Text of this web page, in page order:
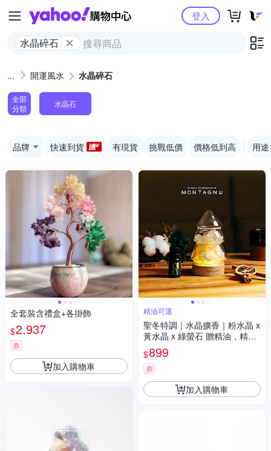
Yahoo購物中心
水晶碎石
登入
開運風水 水晶碎石
全部
分類
水晶石
品牌 快速到貨 有現貨 挑戰低價 價格低到高 用途
全套裝含禮盒+各掛飾
$2,937
券
加入購物車
精油可選
聖冬特調｜水晶擴香｜粉水晶 x
黃水晶 x 綠螢石 贈精油，精油
可選
$899
券
加入購物車